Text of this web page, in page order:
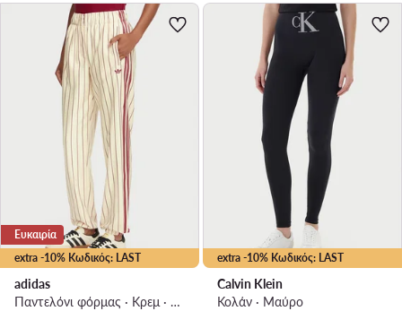
extra -10% Κωδικός: LAST
Ευκαιρία
adidas
Παντελόνι φόρμας · Κρεμ · Regular Fit
extra -10% Κωδικός: LAST
Calvin Klein
Κολάν · Μαύρο